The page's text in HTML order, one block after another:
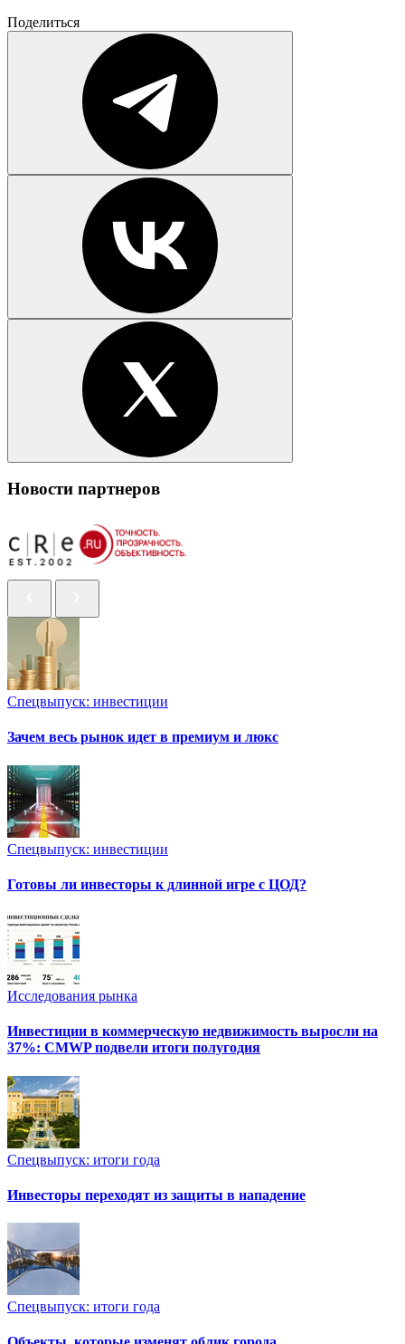
Поделиться
Новости партнеров
Спецвыпуск: инвестиции
Зачем весь рынок идет в премиум и люкс
Спецвыпуск: инвестиции
Готовы ли инвесторы к длинной игре с ЦОД?
Исследования рынка
Инвестиции в коммерческую недвижимость выросли на
37%: CMWP подвели итоги полугодия
Спецвыпуск: итоги года
Инвесторы переходят из защиты в нападение
Спецвыпуск: итоги года